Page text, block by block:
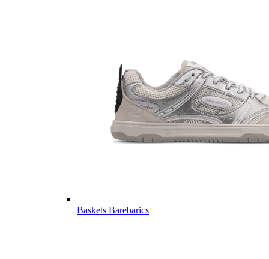
Baskets Barebarics